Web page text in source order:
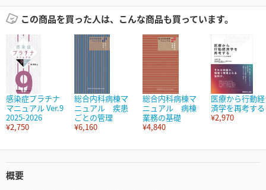
この商品を買った人は、こんな商品も買っています。
感染症プラチナ
マニュアル Ver.9
2025-2026
¥2,750
総合内科病棟マ
ニュアル 疾患
ごとの管理
¥6,160
総合内科病棟マ
ニュアル 病棟
業務の基礎
¥4,840
医療から行動経
済学を再考する
¥2,970
概要